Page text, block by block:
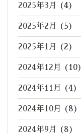
2025年3月 (4)
2025年2月 (5)
2025年1月 (2)
2024年12月 (10)
2024年11月 (4)
2024年10月 (8)
2024年9月 (8)